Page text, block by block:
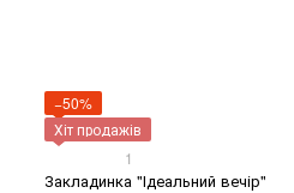
−50%
Хіт продажів
1
Закладинка "Ідеальний вечір"